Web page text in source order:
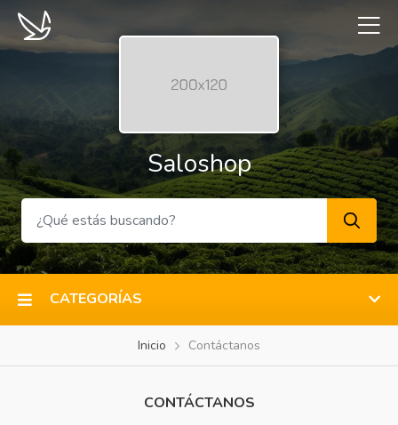
Saloshop
CATEGORÍAS
Inicio Contáctanos
CONTÁCTANOS